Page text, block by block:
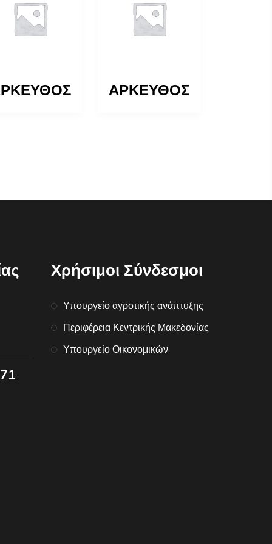
ΑΡΚΕΥΘΟΣ
Χρήσιμοι Σύνδεσμοι
Υπουργείο αγροτικής ανάπτυξης
Περιφέρεια Κεντρικής Μακεδονίας
Υπουργείο Οικονομικών